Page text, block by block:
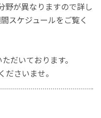
野が異なりますので詳し
スケジュールをご覧く
だいております。
さいませ。